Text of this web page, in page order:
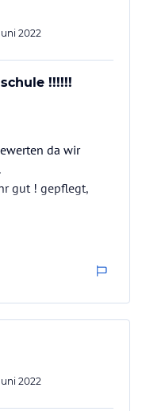
2022
!!!!!!
da wir
gut ! gepflegt,
2022